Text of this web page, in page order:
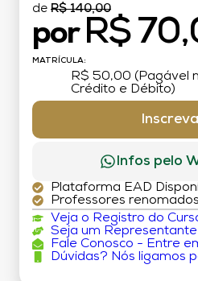
de R$ 140,00
por R$
MATRÍCULA:
R$ 50,00 (Pagável
Crédito e Débito)
Infos pelo
Plataforma EAD
Professores renomados
Veja o Registro do
Seja um
Fale Conosco - Entre
Dúvidas? Nós ligamos